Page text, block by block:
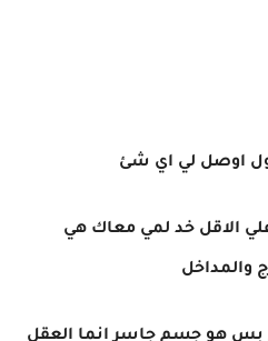
اوصل لي اي شئ
الاقل خد لمي معاك هي
والمداخل
بس هو جسم جاسر انما العقل